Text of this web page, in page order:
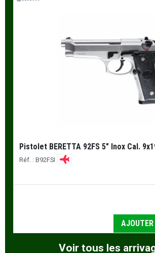
Pistolet BERETTA 92FS 5" Inox Cal.
Réf. : B92FSI
Voir tous les